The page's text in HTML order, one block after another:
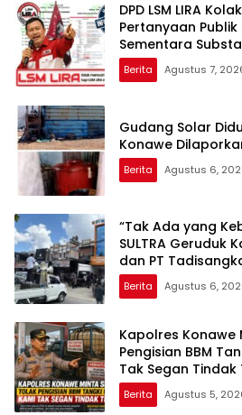
DPD LSM LIRA
Pertanyaan
Sementara
Pernah Dijelaskan
Berita Agustus 7,
Gudang Solar
Konawe
Berita Agustus 6,
“Tak Ada yang
SULTRA Geruduk
dan PT
Puuwatu
Berita Agustus 6,
Kapolres Konawe
Pengisian BBM
Tak Segan Tindak
Berita Agustus 5,